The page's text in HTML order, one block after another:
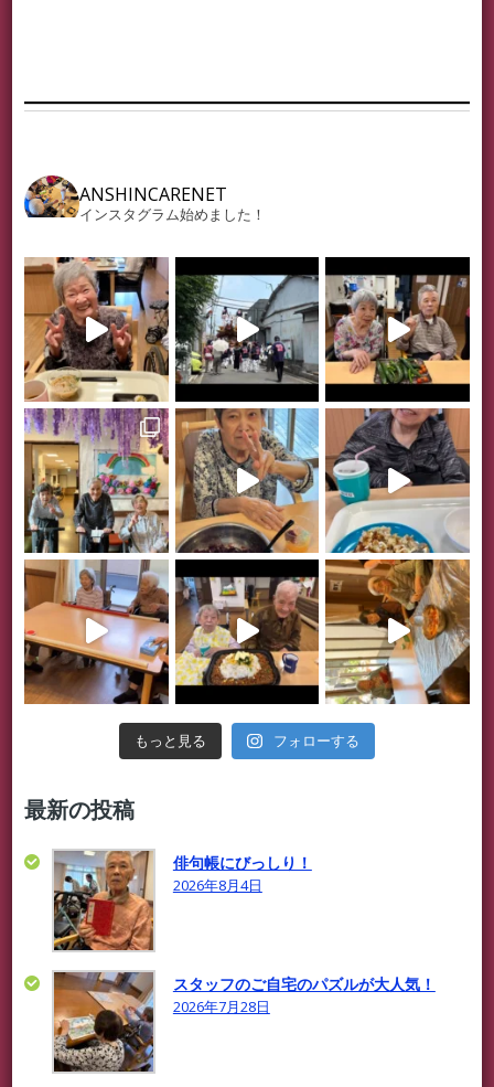
ANSHINCARENET
インスタグラム始めました！
もっと見る フォローする
最新の投稿
俳句帳にびっしり！
2026年8月4日
スタッフのご自宅のパズルが大人気！
2026年7月28日